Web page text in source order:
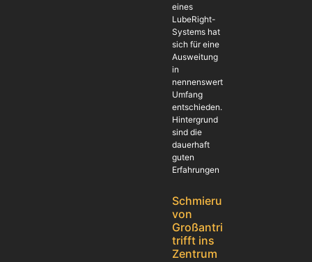
eines
LubeRight-
Systems hat
sich für eine
Ausweitung
in
nennenswertem
Umfang
entschieden.
Hintergrund
sind die
dauerhaft
guten
Erfahrungen
Schmierung
von
Großantrieben
trifft ins
Zentrum